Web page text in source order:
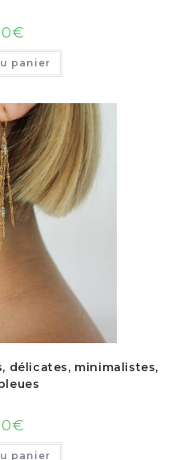
€
panier
délicates, minimalistes,
€
panier